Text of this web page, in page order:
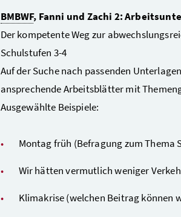
BMBWF, Fanni und Zachi 2:
Der kompetente Weg zur
Schulstufen 3-4
Auf der Suche nach passenden
ansprechende Arbeitsblätter mit
Ausgewählte Beispiele:
Montag früh (Befragung zum Thema
Wir hätten vermutlich weniger
Klimakrise (welchen Beitrag können